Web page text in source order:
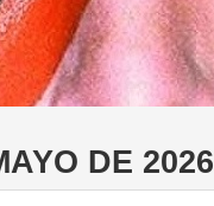
DE 2026